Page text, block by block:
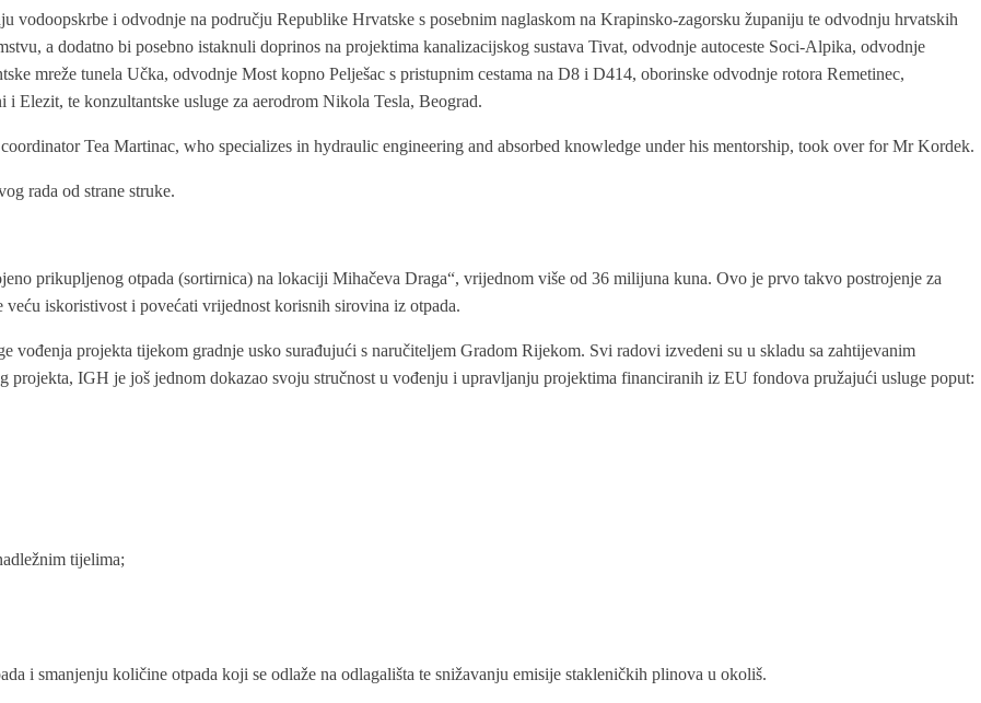
i odvodnje na području Republike Hrvatske s posebnim naglaskom na Krapinsko-zagorsku županiju te odvodnju hrvatskih
a dodatno bi posebno istaknuli doprinos na projektima kanalizacijskog sustava Tivat, odvodnje autoceste Soci-Alpika, odvodnje
mreže tunela Učka, odvodnje Most kopno Pelješac s pristupnim cestama na D8 i D414, oborinske odvodnje rotora Remetinec,
Elezit, te konzultantske usluge za aerodrom Nikola Tesla, Beograd.
Tea Martinac, who specializes in hydraulic engineering and absorbed knowledge under his mentorship, took over for Mr Kordek.
rada od strane struke.
prikupljenog otpada (sortirnica) na lokaciji Mihačeva Draga“, vrijednom više od 36 milijuna kuna. Ovo je prvo takvo postrojenje za
iskoristivost i povećati vrijednost korisnih sirovina iz otpada.
projekta tijekom gradnje usko surađujući s naručiteljem Gradom Rijekom. Svi radovi izvedeni su u skladu sa zahtijevanim
projekta, IGH je još jednom dokazao svoju stručnost u vođenju i upravljanju projektima financiranih iz EU fondova pružajući usluge poput:
tijelima;
i smanjenju količine otpada koji se odlaže na odlagališta te snižavanju emisije stakleničkih plinova u okoliš.